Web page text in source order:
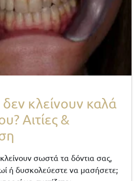
κλείνουν καλά
Αιτίες &
σωστά τα δόντια σας,
ή δυσκολεύεστε να μασήσετε;